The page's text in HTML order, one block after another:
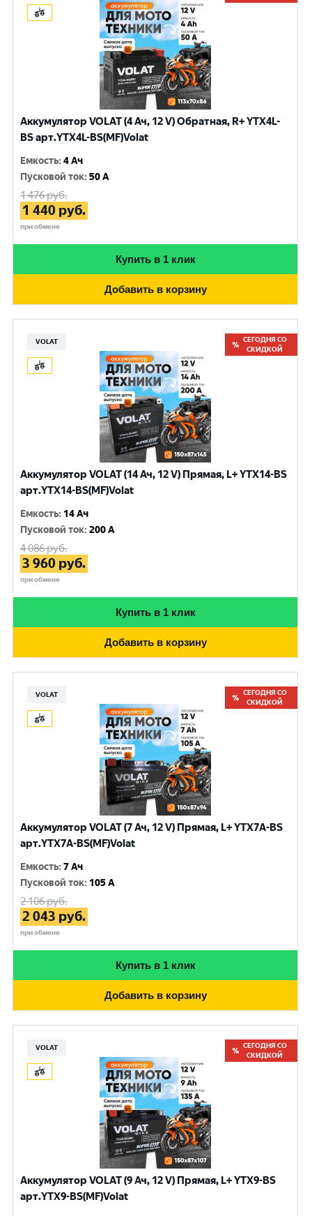
Аккумулятор VOLAT (4 Ач, 12 V) Обратная, R+ YTX4L-
BS арт.YTX4L-BS(MF)Volat
Емкость:4 Ач
Пусковой ток:50 A
1 476руб.
1 440 руб.
при обмене
Купить в 1 клик
Добавить в корзину
VOLAT
СЕГОДНЯ СО
СКИДКОЙ
Аккумулятор VOLAT (14 Ач, 12 V) Прямая, L+ YTX14-BS
арт.YTX14-BS(MF)Volat
Емкость: 14 Ач
Пусковой ток:200 A
4 086руб.
3 960 руб.
при обмене
Купить в 1 клик
Добавить в корзину
VOLAT
СЕГОДНЯ СО
СКИДКОЙ
Аккумулятор VOLAT (7 Ач, 12 V) Прямая, L+ YTX7A-BS
арт.YTX7A-BS(MF)Volat
Емкость:7 Ач
Пусковой ток: 105 A
2 106руб.
2 043 руб.
при обмене
Купить в 1 клик
Добавить в корзину
VOLAT
СЕГОДНЯ СО
СКИДКОЙ
Аккумулятор VOLAT (9 Ач, 12 V) Прямая, L+ YTX9-BS
арт.YTX9-BS(MF)Volat